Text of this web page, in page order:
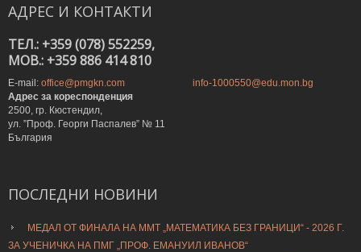
АДРЕС И КОНТАКТИ
ТЕЛ.: +359 (078) 552259,
MOB.: +359 886 414 810
E-mail: office@pmgkn.com
info-1000550@edu.mon.bg
Адрес за кореспонденция
2500, гр. Кюстендил,
ул. ”Проф. Георги Паспалев” № 11
България
ПОСЛЕДНИ НОВИНИ
МЕДАЛ ОТ ФИНАЛА НА ММТ „МАТЕМАТИКА БЕЗ ГРАНИЦИ“ - 2026 Г.
ЗА УЧЕНИЧКА НА ПМГ „ПРОФ. ЕМАНУИЛ ИВАНОВ“